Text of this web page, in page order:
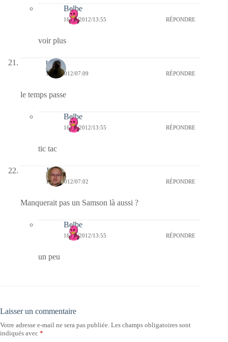
Belbe
16/09/2012/13:55 RÉPONDRE
voir plus
telos
13/09/2012/07:09 RÉPONDRE
le temps passe
Belbe
16/09/2012/13:55 RÉPONDRE
tic tac
Jj
13/09/2012/07:02 RÉPONDRE
Manquerait pas un Samson là aussi ?
Belbe
16/09/2012/13:55 RÉPONDRE
un peu
Laisser un commentaire
Votre adresse e-mail ne sera pas publiée. Les champs obligatoires sont
indiqués avec *